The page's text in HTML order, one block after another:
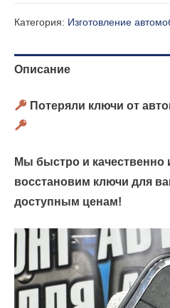
Категория: Изготовление
Описание
Потеряли ключи от
Мы быстро и качественно
восстановим ключи для
доступным ценам!